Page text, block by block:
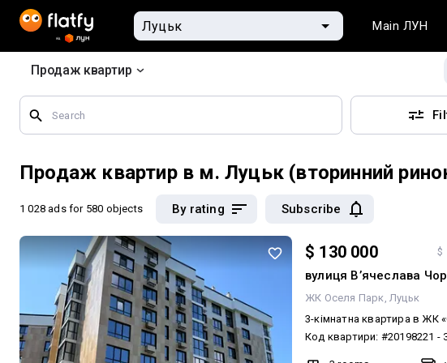
Main ЛУН
Продаж квартир
Search
by
geographical
Продаж квартир в м. Луцьк (вторинний
1 028 ads for 580 objects By rating Subscribe
$ 130 000 $
вулиця Вʼячеслава
ЖК Оселя Парк Луцьк
3-кімнатна квартира в ЖК
Код квартири: #20198221 - Загальна
площа: 98.1 м² -Кількість